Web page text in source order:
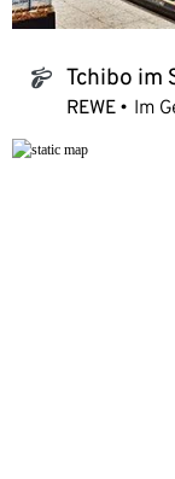
tchibo_logo Tchibo im
REWE Im